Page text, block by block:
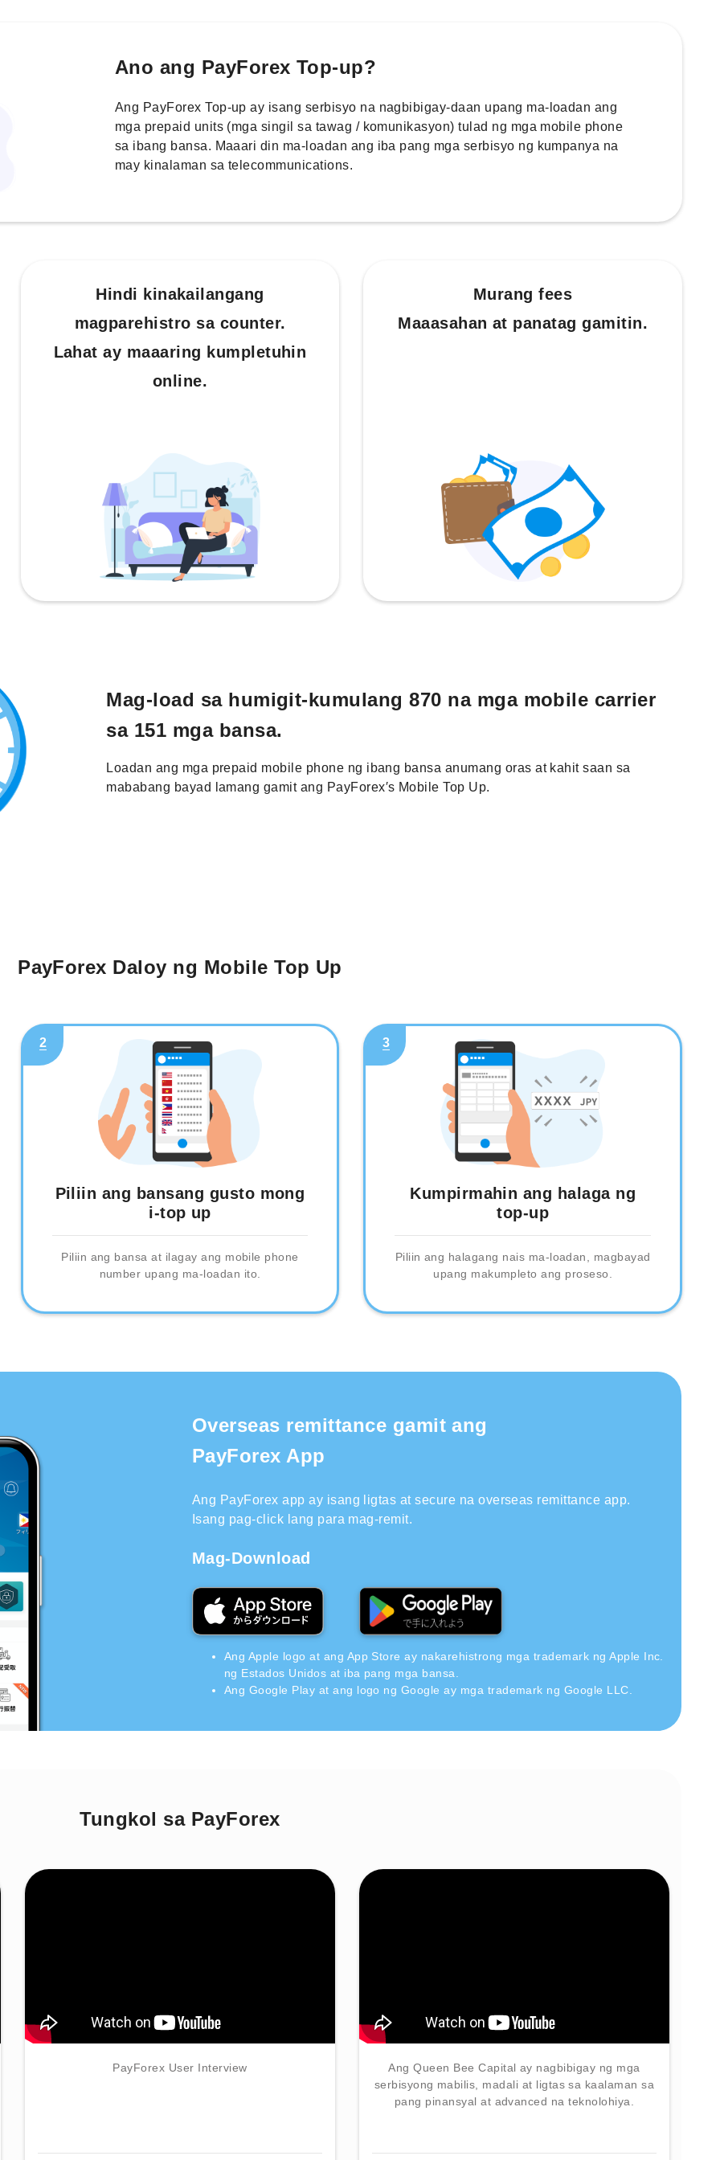
Ano ang PayForex Top-up?
Ang PayForex Top-up ay isang serbisyo na nagbibigay-daan upang ma-loadan ang
mga prepaid units (mga singil sa tawag / komunikasyon) tulad ng mga mobile phone
sa ibang bansa. Maaari din ma-loadan ang iba pang mga serbisyo ng kumpanya na
may kinalaman sa telecommunications.
Hindi kinakailangang
magparehistro sa counter.
Lahat ay maaaring kumpletuhin
online.
Murang fees
Maaasahan at panatag gamitin.
Mag-load sa humigit-kumulang 870 na mga mobile carrier
sa 151 mga bansa.
Loadan ang mga prepaid mobile phone ng ibang bansa anumang oras at kahit saan sa
mababang bayad lamang gamit ang PayForex′s Mobile Top Up.
PayForex Daloy ng Mobile Top Up
2
Piliin ang bansang gusto mong
i-top up
Piliin ang bansa at ilagay ang mobile phone
number upang ma-loadan ito.
3
Kumpirmahin ang halaga ng
top-up
Piliin ang halagang nais ma-loadan, magbayad
upang makumpleto ang proseso.
Overseas remittance gamit ang
PayForex App
Ang PayForex app ay isang ligtas at secure na overseas remittance app.
Isang pag-click lang para mag-remit.
Mag-Download
Ang Apple logo at ang App Store ay nakarehistrong mga trademark ng Apple Inc.
ng Estados Unidos at iba pang mga bansa.
Ang Google Play at ang logo ng Google ay mga trademark ng Google LLC.
Tungkol sa PayForex
PayForex User Interview
Ang Queen Bee Capital ay nagbibigay ng mga
serbisyong mabilis, madali at ligtas sa kaalaman sa
pang pinansyal at advanced na teknolohiya.